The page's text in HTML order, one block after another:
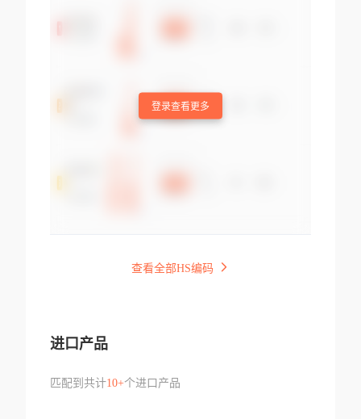
登录查看更多
查看全部HS编码
进口产品
匹配到共计10+个进口产品